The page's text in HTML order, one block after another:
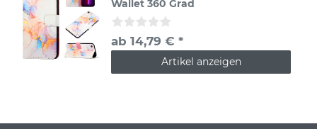
Wallet 360 Grad
ab 14,79 € *
Artikel anzeigen